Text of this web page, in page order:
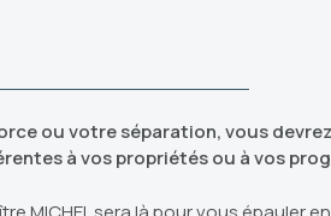
ou votre séparation, vous
à vos propriétés ou à vos